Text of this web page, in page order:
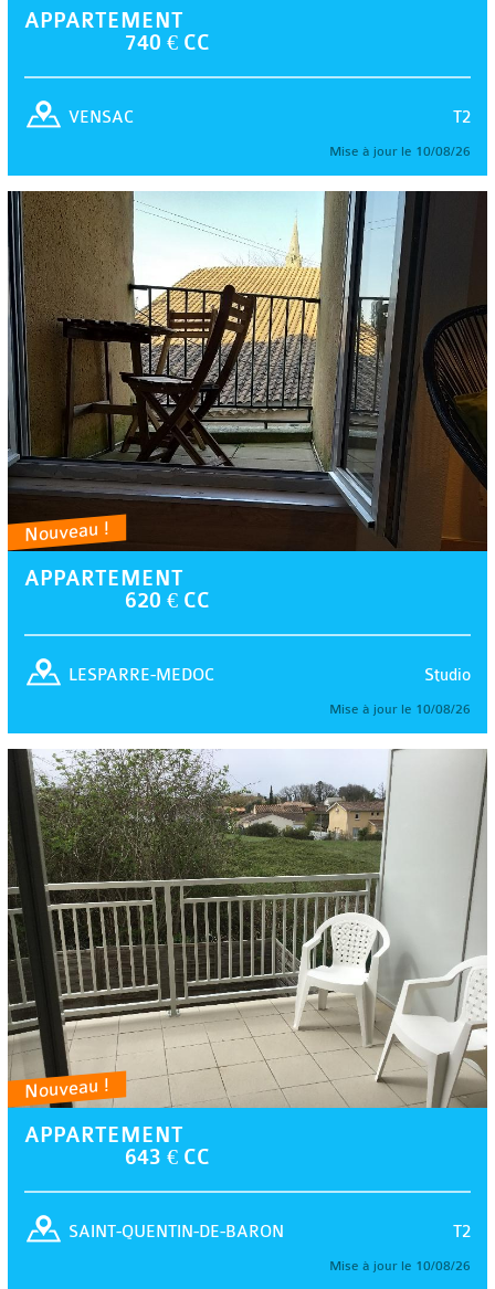
APPARTEMENT
740 € CC
T2
VENSAC
Mise à jour le 10/08/26
Nouveau !
APPARTEMENT
620 € CC
Studio
LESPARRE-MEDOC
Mise à jour le 10/08/26
Nouveau !
APPARTEMENT
643 € CC
T2
SAINT-QUENTIN-DE-BARON
Mise à jour le 10/08/26